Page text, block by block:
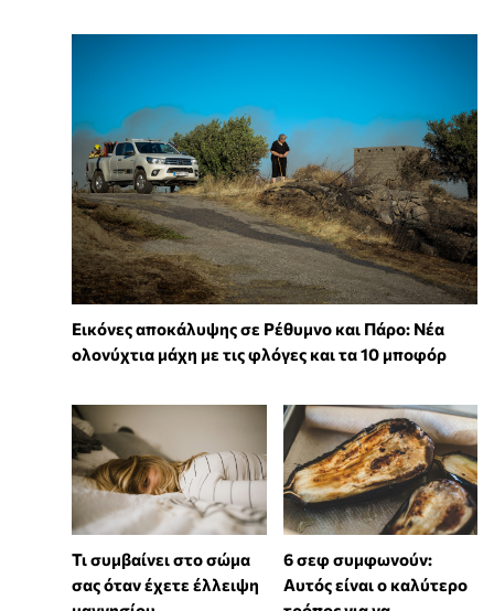
Εικόνες αποκάλυψης σε Ρέθυμνο και Πάρο: Νέα
ολονύχτια μάχη με τις φλόγες και τα 10 μποφόρ
Τι συμβαίνει στο σώμα
σας όταν έχετε έλλειψη
6 σεφ συμφωνούν:
Αυτός είναι ο καλύτερο